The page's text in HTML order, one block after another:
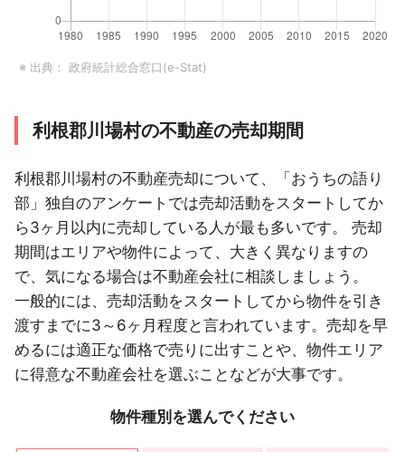
※ 出典： 政府統計総合窓口(e-Stat)
利根郡川場村の不動産の売却期間
利根郡川場村の不動産売却について、「おうちの語り
部」独自のアンケートでは売却活動をスタートしてか
ら3ヶ月以内に売却している人が最も多いです。 売却
期間はエリアや物件によって、大きく異なりますの
で、気になる場合は不動産会社に相談しましょう。
一般的には、売却活動をスタートしてから物件を引き
渡すまでに3～6ヶ月程度と言われています。売却を早
めるには適正な価格で売りに出すことや、物件エリア
に得意な不動産会社を選ぶことなどが大事です。
物件種別を選んでください